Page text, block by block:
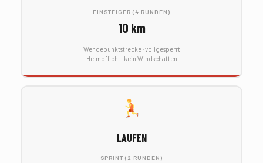
EINSTEIGER (4 RUNDEN)
osteopathe-nyon-cabinet-monney
10 km
Wendepunktstrecke · vollgesperrt
Helmpflicht · kein Windschatten
LAUFEN
SPRINT (2 RUNDEN)